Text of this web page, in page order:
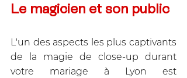
Le magicien et son public
L'un des aspects les plus captivants
de la magie de close-up durant
votre mariage à Lyon est